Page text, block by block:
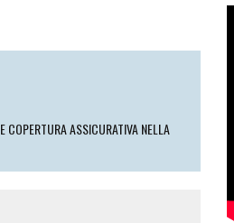
COPERTURA ASSICURATIVA NELLA